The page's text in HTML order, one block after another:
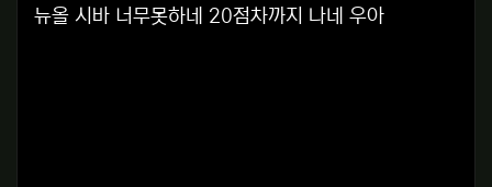
본문
뉴올 시바 너무못하네 20점차까지 나네 우아